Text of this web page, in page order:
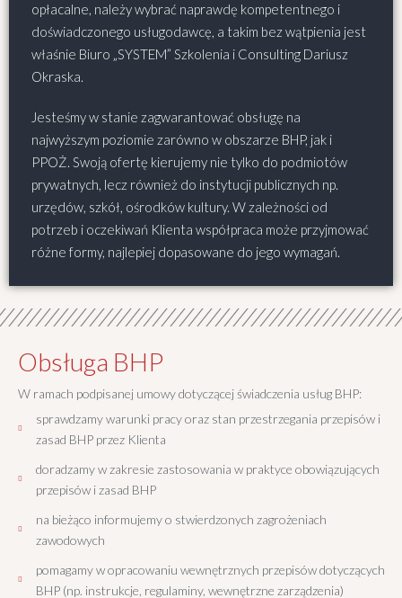
opłacalne, należy wybrać naprawdę kompetentnego i
doświadczonego usługodawcę, a takim bez wątpienia jest
właśnie Biuro „SYSTEM” Szkolenia i Consulting Dariusz
Okraska.
Jesteśmy w stanie zagwarantować obsługę na
najwyższym poziomie zarówno w obszarze BHP, jak i
PPOŻ. Swoją ofertę kierujemy nie tylko do podmiotów
prywatnych, lecz również do instytucji publicznych np.
urzędów, szkół, ośrodków kultury. W zależności od
potrzeb i oczekiwań Klienta współpraca może przyjmować
różne formy, najlepiej dopasowane do jego wymagań.
Obsługa BHP
W ramach podpisanej umowy dotyczącej świadczenia usług BHP:
sprawdzamy warunki pracy oraz stan przestrzegania przepisów i
zasad BHP przez Klienta
doradzamy w zakresie zastosowania w praktyce obowiązujących
przepisów i zasad BHP
na bieżąco informujemy o stwierdzonych zagrożeniach
zawodowych
pomagamy w opracowaniu wewnętrznych przepisów dotyczących
BHP (np. instrukcje, regulaminy, wewnętrzne zarządzenia)